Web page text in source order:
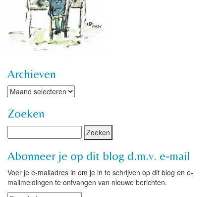
Archieven
Archieven
Zoeken
Abonneer je op dit blog d.m.v. e-mail
Voer je e-mailadres in om je in te schrijven op dit blog en e-
mailmeldingen te ontvangen van nieuwe berichten.